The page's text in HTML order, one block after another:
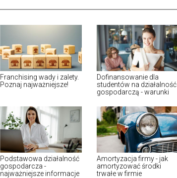
Franchising wady i zalety.
Poznaj najważniejsze!
Dofinansowanie dla
studentów na działalność
gospodarczą - warunki
Podstawowa działalność
gospodarcza -
najważniejsze informacje
Amortyzacja firmy - jak
amortyzować środki
trwałe w firmie